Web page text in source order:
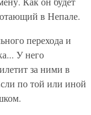
в Непале.
перехода и
У него
за ними в
по той или иной